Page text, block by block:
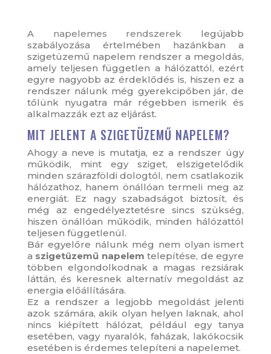
A napelemes rendszerek legújabb
szabályozása értelmében hazánkban a
szigetüzemű napelem rendszer a megoldás,
amely teljesen független a hálózattól, ezért
egyre nagyobb az érdeklődés is, hiszen ez a
rendszer nálunk még gyerekcipőben jár, de
tőlünk nyugatra már régebben ismerik és
alkalmazzák ezt az eljárást.
MIT JELENT A SZIGETÜZEMŰ NAPELEM?
Ahogy a neve is mutatja, ez a rendszer úgy
működik, mint egy sziget, elszigetelődik
minden szárazföldi dologtól, nem csatlakozik
hálózathoz, hanem önállóan termeli meg az
energiát. Ez nagy szabadságot biztosít, és
még az engedélyeztetésre sincs szükség,
hiszen önállóan működik, minden hálózattól
teljesen függetlenül.
Bár egyelőre nálunk még nem olyan ismert
a szigetüzemű napelem telepítése, de egyre
többen elgondolkodnak a magas rezsiárak
láttán, és keresnek alternatív megoldást az
energia előállítására.
Ez a rendszer a legjobb megoldást jelenti
azok számára, akik olyan helyen laknak, ahol
nincs kiépített hálózat, például egy tanya
esetében, vagy nyaralók, faházak, lakókocsik
esetében is érdemes telepíteni a napelemet.